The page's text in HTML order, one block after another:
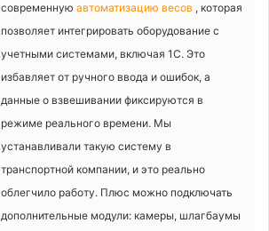
современную автоматизацию весов , которая
позволяет интегрировать оборудование с
учетными системами, включая 1С. Это
избавляет от ручного ввода и ошибок, а
данные о взвешивании фиксируются в
режиме реального времени. Мы
устанавливали такую систему в
транспортной компании, и это реально
облегчило работу. Плюс можно подключать
дополнительные модули: камеры, шлагбаумы